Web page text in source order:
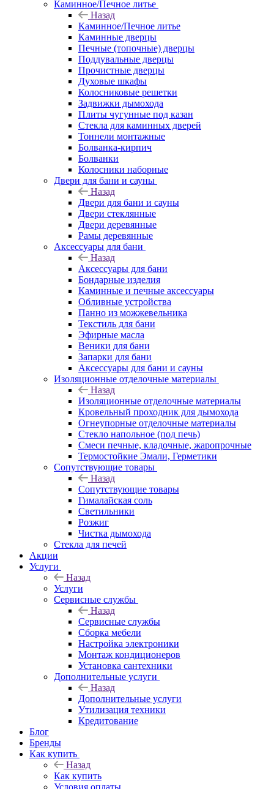
Каминное/Печное литье
Назад
Каминное/Печное литье
Каминные дверцы
Печные (топочные) дверцы
Поддувальные дверцы
Прочистные дверцы
Духовые шкафы
Колосниковые решетки
Задвижки дымохода
Плиты чугунные под казан
Стекла для каминных дверей
Тоннели монтажные
Болванка-кирпич
Болванки
Колосники наборные
Двери для бани и сауны
Назад
Двери для бани и сауны
Двери стеклянные
Двери деревянные
Рамы деревянные
Аксессуары для бани
Назад
Аксессуары для бани
Бондарные изделия
Каминные и печные аксессуары
Обливные устройства
Панно из можжевельника
Текстиль для бани
Эфирные масла
Веники для бани
Запарки для бани
Аксессуары для бани и сауны
Изоляционные отделочные материалы
Назад
Изоляционные отделочные материалы
Кровельный проходник для дымохода
Огнеупорные отделочные материалы
Стекло напольное (под печь)
Смеси печные, кладочные, жаропрочные
Термостойкие Эмали, Герметики
Сопутствующие товары
Назад
Сопутствующие товары
Гималайская соль
Светильники
Розжиг
Чистка дымохода
Стекла для печей
Акции
Услуги
Назад
Услуги
Сервисные службы
Назад
Сервисные службы
Сборка мебели
Настройка электроники
Монтаж кондиционеров
Установка сантехники
Дополнительные услуги
Назад
Дополнительные услуги
Утилизация техники
Кредитование
Блог
Бренды
Как купить
Назад
Как купить
Условия оплаты